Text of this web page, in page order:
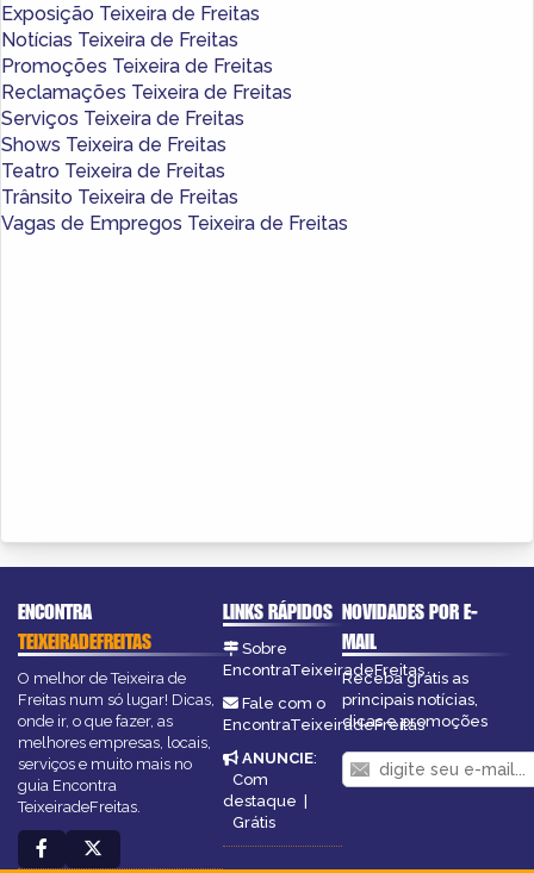
Exposição Teixeira de Freitas
Notícias Teixeira de Freitas
Promoções Teixeira de Freitas
Reclamações Teixeira de Freitas
Serviços Teixeira de Freitas
Shows Teixeira de Freitas
Teatro Teixeira de Freitas
Trânsito Teixeira de Freitas
Vagas de Empregos Teixeira de Freitas
ENCONTRA
TEIXEIRADEFREITAS
O melhor de Teixeira de
Freitas num só lugar! Dicas,
onde ir, o que fazer, as
melhores empresas, locais,
serviços e muito mais no
guia Encontra
TeixeiradeFreitas.
LINKS RÁPIDOS
Sobre
EncontraTeixeiradeFreitas
Fale com o
EncontraTeixeiradeFreitas
ANUNCIE:
Com
destaque
Grátis
NOVIDADES POR E-
MAIL
Receba grátis as
principais notícias,
dicas e promoções